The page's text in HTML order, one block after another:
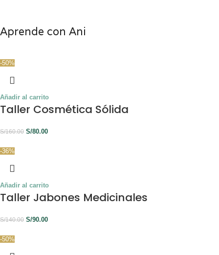
Aprende con Ani
-50%
Añadir al carrito
Taller Cosmética Sólida
S/160.00 S/80.00
-36%
Añadir al carrito
Taller Jabones Medicinales
S/140.00 S/90.00
-50%